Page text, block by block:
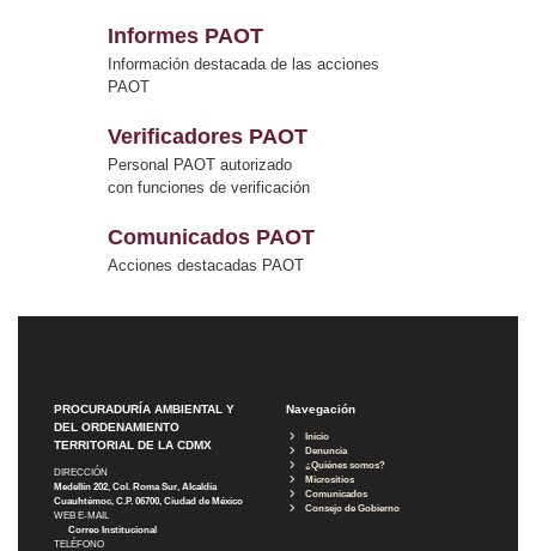
Informes PAOT
Información destacada de las acciones
PAOT
Verificadores PAOT
Personal PAOT autorizado
con funciones de verificación
Comunicados PAOT
Acciones destacadas PAOT
PROCURADURÍA AMBIENTAL Y
DEL ORDENAMIENTO
TERRITORIAL DE LA CDMX
DIRECCIÓN
Medellín 202, Col. Roma Sur, Alcaldía
Cuauhtémoc, C.P. 06700, Ciudad de México
WEB E-MAIL
Correo Institucional
TELÉFONO
Navegación
Inicio
Denuncia
¿Quiénes somos?
Micrositios
Comunicados
Consejo de Gobierno